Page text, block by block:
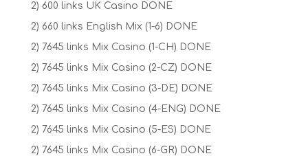
2) 600 links UK Casino DONE
2) 660 links English Mix (1-6) DONE
2) 7645 links Mix Casino (1-CH) DONE
2) 7645 links Mix Casino (2-CZ) DONE
2) 7645 links Mix Casino (3-DE) DONE
2) 7645 links Mix Casino (4-ENG) DONE
2) 7645 links Mix Casino (5-ES) DONE
2) 7645 links Mix Casino (6-GR) DONE